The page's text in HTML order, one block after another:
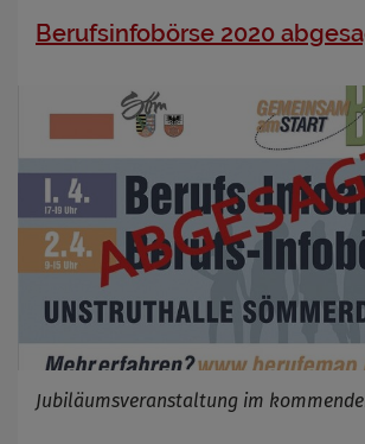
Berufsinfobörse 2020
Jubiläumsveranstaltung im